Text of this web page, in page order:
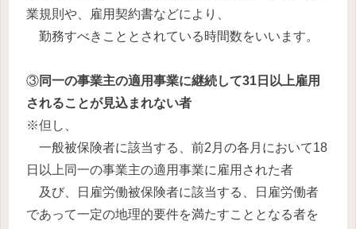
業規則や、雇用契約書などにより、
勤務すべきこととされている時間数をいいます。
③同一の事業主の適用事業に継続して31日以上雇用
されることが見込まれない者
※但し、
一般被保険者に該当する、前2月の各月において18
日以上同一の事業主の適用事業に雇用された者
及び、日雇労働被保険者に該当する、日雇労働者
であって一定の地理的要件を満たすこととなる者を